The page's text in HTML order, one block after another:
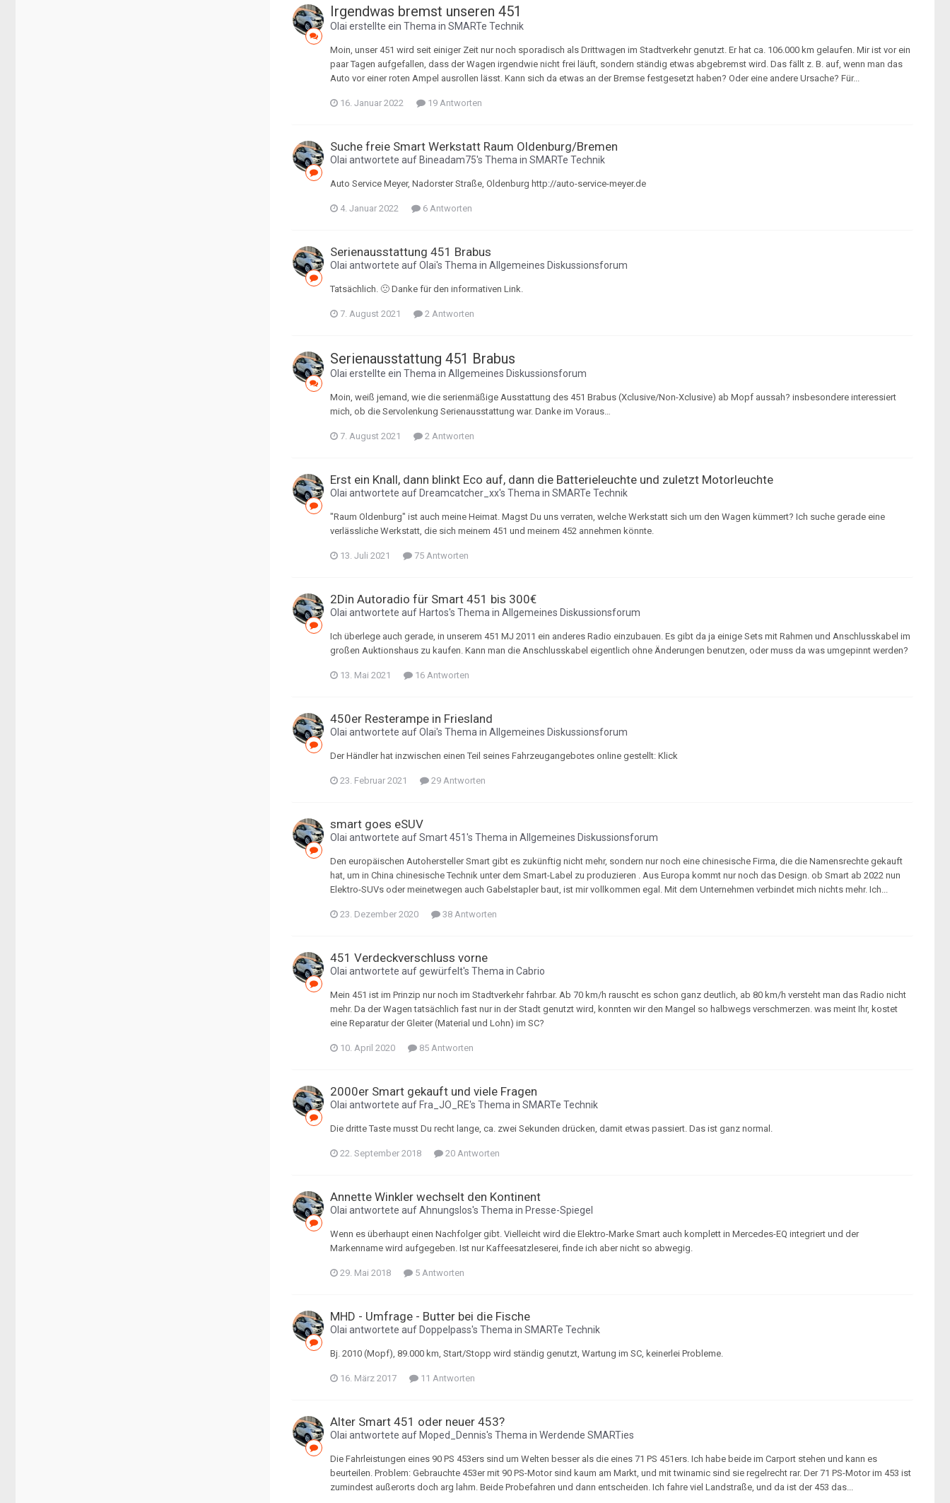
Irgendwas bremst unseren 451
Olai erstellte ein Thema in SMARTe Technik
Moin, unser 451 wird seit einiger Zeit nur noch sporadisch als Drittwagen im Stadtverkehr genutzt. Er hat ca. 106.000 km gelaufen. Mir ist vor ein
paar Tagen aufgefallen, dass der Wagen irgendwie nicht frei läuft, sondern ständig etwas abgebremst wird. Das fällt z. B. auf, wenn man das
Auto vor einer roten Ampel ausrollen lässt. Kann sich da etwas an der Bremse festgesetzt haben? Oder eine andere Ursache? Für...
16. Januar 2022 19 Antworten
Suche freie Smart Werkstatt Raum Oldenburg/Bremen
Olai antwortete auf Bineadam75's Thema in SMARTe Technik
Auto Service Meyer, Nadorster Straße, Oldenburg http://auto-service-meyer.de
4. Januar 2022 6 Antworten
Serienausstattung 451 Brabus
Olai antwortete aufOlai's Thema in Allgemeines Diskussionsforum
Tatsächlich. 🙁 Danke für den informativen Link.
7. August 2021 2 Antworten
Serienausstattung 451 Brabus
Olai erstellte ein Thema in Allgemeines Diskussionsforum
Moin, weiß jemand, wie die serienmäßige Ausstattung des 451 Brabus (Xclusive/Non-Xclusive) ab Mopf aussah? insbesondere interessiert
mich, ob die Servolenkung Serienausstattung war. Danke im Voraus…
7. August 2021 2 Antworten
Erst ein Knall, dann blinkt Eco auf, dann die Batterieleuchte und zuletzt Motorleuchte
Olai antwortete auf Dreamcatcher_xx's Thema in SMARTe Technik
"Raum Oldenburg" ist auch meine Heimat. Magst Du uns verraten, welche Werkstatt sich um den Wagen kümmert? Ich suche gerade eine
verlässliche Werkstatt, die sich meinem 451 und meinem 452 annehmen könnte.
13. Juli 2021 75 Antworten
2Din Autoradio für Smart 451 bis 300€
Olai antwortete auf Hartos's Thema in Allgemeines Diskussionsforum
Ich überlege auch gerade, in unserem 451 MJ 2011 ein anderes Radio einzubauen. Es gibt da ja einige Sets mit Rahmen und Anschlusskabel im
großen Auktionshaus zu kaufen. Kann man die Anschlusskabel eigentlich ohne Änderungen benutzen, oder muss da was umgepinnt werden?
13. Mai 2021 16 Antworten
450er Resterampe in Friesland
Olai antwortete aufOlai's Thema in Allgemeines Diskussionsforum
Der Händler hat inzwischen einen Teil seines Fahrzeugangebotes online gestellt: Klick
23. Februar 2021 29 Antworten
smart goes eSUV
Olai antwortete aufSmart 451's Thema in Allgemeines Diskussionsforum
Den europäischen Autohersteller Smart gibt es zukünftig nicht mehr, sondern nur noch eine chinesische Firma, die die Namensrechte gekauft
hat, um in China chinesische Technik unter dem Smart-Label zu produzieren . Aus Europa kommt nur noch das Design. ob Smart ab 2022 nun
Elektro-SUVs oder meinetwegen auch Gabelstapler baut, ist mir vollkommen egal. Mit dem Unternehmen verbindet mich nichts mehr. Ich...
23. Dezember 2020 38 Antworten
451 Verdeckverschluss vorne
Olai antwortete aufgewürfelt's Thema in Cabrio
Mein 451 ist im Prinzip nur noch im Stadtverkehr fahrbar. Ab 70 km/h rauscht es schon ganz deutlich, ab 80 km/h versteht man das Radio nicht
mehr. Da der Wagen tatsächlich fast nur in der Stadt genutzt wird, konnten wir den Mangel so halbwegs verschmerzen. was meint Ihr, kostet
eine Reparatur der Gleiter (Material und Lohn) im SC?
10. April 2020 85 Antworten
2000er Smart gekauft und viele Fragen
Olai antwortete auf Fra_JO_RE's Thema in SMARTe Technik
Die dritte Taste musst Du recht lange, ca. zwei Sekunden drücken, damit etwas passiert. Das ist ganz normal.
22. September 2018 20 Antworten
Annette Winkler wechselt den Kontinent
Olai antwortete aufAhnungslos's Thema in Presse-Spiegel
Wenn es überhaupt einen Nachfolger gibt. Vielleicht wird die Elektro-Marke Smart auch komplett in Mercedes-EQ integriert und der
Markenname wird aufgegeben. Ist nur Kaffeesatzleserei, finde ich aber nicht so abwegig.
29. Mai 2018 5 Antworten
MHD - Umfrage - Butter bei die Fische
Olai antwortete auf Doppelpass's Thema in SMARTe Technik
Bj. 2010 (Mopf), 89.000 km, Start/Stopp wird ständig genutzt, Wartung im SC, keinerlei Probleme.
16. März 2017 11 Antworten
Alter Smart 451 oder neuer 453?
Olai antwortete auf Moped_Dennis's Thema in Werdende SMARTies
Die Fahrleistungen eines 90 PS 453ers sind um Welten besser als die eines 71 PS 451ers. Ich habe beide im Carport stehen und kann es
beurteilen. Problem: Gebrauchte 453er mit 90 PS-Motor sind kaum am Markt, und mit twinamic sind sie regelrecht rar. Der 71 PS-Motor im 453 ist
zumindest außerorts doch arg lahm. Beide Probefahren und dann entscheiden. Ich fahre viel Landstraße, und da ist der 453 das...